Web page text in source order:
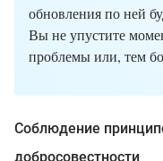
обновления по ней
Вы не упустите
проблемы или, тем
Соблюдение
добросовестности